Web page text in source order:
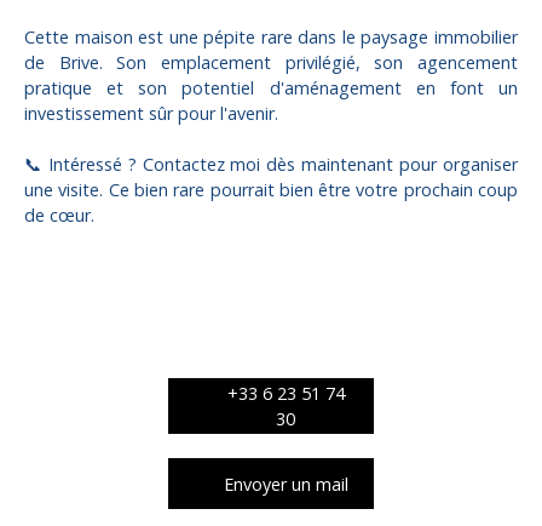
Cette maison est une pépite rare dans le paysage immobilier
de Brive. Son emplacement privilégié, son agencement
pratique et son potentiel d'aménagement en font un
investissement sûr pour l'avenir.
📞 Intéressé ? Contactez moi dès maintenant pour organiser
une visite. Ce bien rare pourrait bien être votre prochain coup
de cœur.
+33 6 23 51 74
30
Envoyer un mail